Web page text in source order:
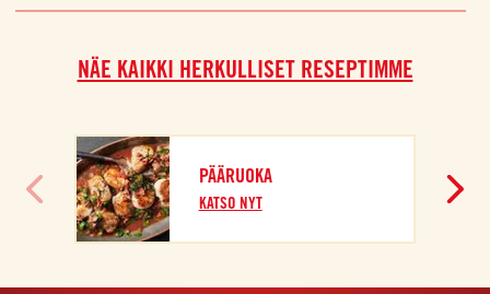
NÄE KAIKKI HERKULLISET RESEPTIMME
PÄÄRUOKA
KATSO NYT